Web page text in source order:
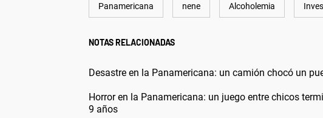
Panamericana nene Alcoholemia
NOTAS RELACIONADAS
Desastre en la Panamericana: un camión chocó un
Horror en la Panamericana: un juego entre chicos
9 años